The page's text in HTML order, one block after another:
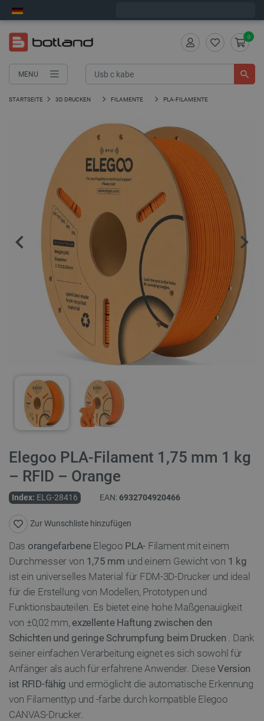
MENU
0
STARTSEITE 3D DRUCKEN FILAMENTE PLA-FILAMENTE
Elegoo PLA-Filament 1,75 mm 1 kg
– RFID – Orange
Index: ELG-28416 EAN:6932704920466
Zur Wunschliste hinzufügen
Das orangefarbeneElegoo PLA- Filament mit einem
Durchmesser von 1,75 mm und einem Gewicht von 1 kg
ist ein universelles Material für FDM-3D-Drucker und ideal
für die Erstellung von Modellen, Prototypen und
Funktionsbauteilen. Es bietet eine hohe Maßgenauigkeit
von ±0,02 mm, exzellente Haftung zwischen den
Schichten und geringe Schrumpfung beim Drucken . Dank
seiner einfachen Verarbeitung eignet es sich sowohl für
Anfänger als auch für erfahrene Anwender. DieseVersion
ist RFID-fähig und ermöglicht die automatische Erkennung
von Filamenttyp und -farbe durch kompatible Elegoo
CANVAS-Drucker.